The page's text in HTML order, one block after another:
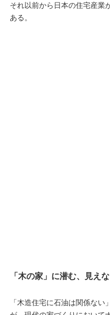
それ以前から日本の住宅産業
ある。
「木の家」に潜む、見え
「木造住宅に石油は関係な